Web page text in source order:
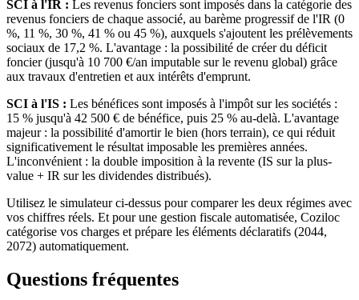
SCI à l'IR : Les revenus fonciers sont imposés dans la catégorie des
revenus fonciers de chaque associé, au barème progressif de l'IR (0
%, 11 %, 30 %, 41 % ou 45 %), auxquels s'ajoutent les prélèvements
sociaux de 17,2 %. L'avantage : la possibilité de créer du déficit
foncier (jusqu'à 10 700 €/an imputable sur le revenu global) grâce
aux travaux d'entretien et aux intérêts d'emprunt.
SCI à l'IS : Les bénéfices sont imposés à l'impôt sur les sociétés :
15 % jusqu'à 42 500 € de bénéfice, puis 25 % au-delà. L'avantage
majeur : la possibilité d'amortir le bien (hors terrain), ce qui réduit
significativement le résultat imposable les premières années.
L'inconvénient : la double imposition à la revente (IS sur la plus-
value + IR sur les dividendes distribués).
Utilisez le simulateur ci-dessus pour comparer les deux régimes avec
vos chiffres réels. Et pour une gestion fiscale automatisée, Coziloc
catégorise vos charges et prépare les éléments déclaratifs (2044,
2072) automatiquement.
Questions fréquentes